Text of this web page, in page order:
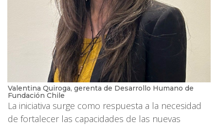
Valentina Quiroga, gerenta de Desarrollo Humano de
Fundación Chile
La iniciativa surge como respuesta a la necesidad
de fortalecer las capacidades de las nuevas